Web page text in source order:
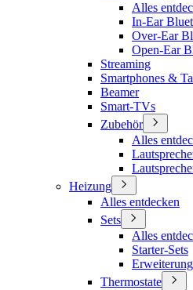
Alles
In-Ear
Over-Ear
Open-Ear
Streaming
Smartphones &
Beamer
Smart-TVs
Zubehör
Alles
Heizung
Alles entdecken
Sets
Alles
Starter-Sets
Thermostate